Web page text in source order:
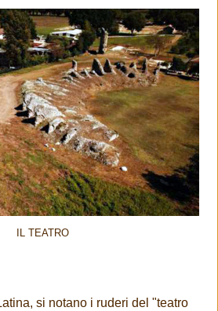
IL TEATRO
si notano i ruderi del "teatro